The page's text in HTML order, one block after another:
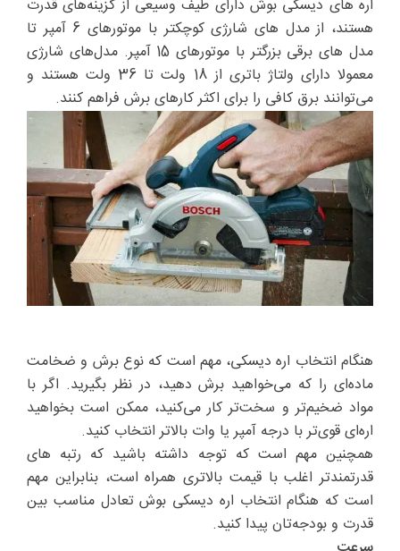
اره های دیسکی بوش دارای طیف وسیعی از گزینه‌های قدرت
هستند، از مدل های شارژی کوچکتر با موتورهای 6 آمپر تا
مدل های برقی بزرگتر با موتورهای 15 آمپر. مدل‌های شارژی
معمولا دارای ولتاژ باتری از 18 ولت تا 36 ولت هستند و
می‌توانند برق کافی را برای اکثر کارهای برش فراهم کنند.
هنگام انتخاب اره دیسکی، مهم است که نوع برش و ضخامت
ماده‌ای را که می‌خواهید برش دهید، در نظر بگیرید. اگر با
مواد ضخیم‌تر و سخت‌تر کار می‌کنید، ممکن است بخواهید
اره‌ای قوی‌تر با درجه آمپر یا وات بالاتر انتخاب کنید.
همچنین مهم است که توجه داشته باشید که رتبه های
قدرتمندتر اغلب با قیمت بالاتری همراه است، بنابراین مهم
است که هنگام انتخاب اره دیسکی بوش تعادل مناسب بین
قدرت و بودجه‌تان پیدا کنید.